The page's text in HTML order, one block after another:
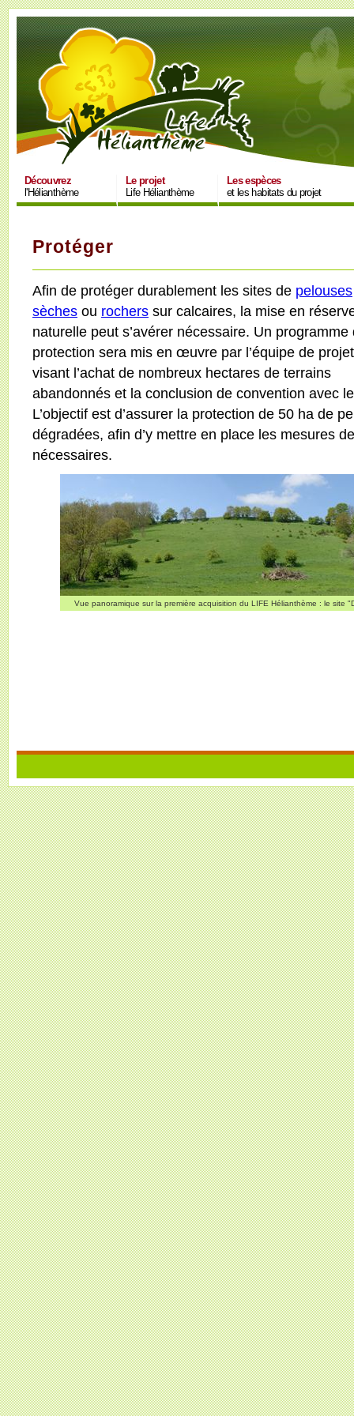
Découvrez
l'Hélianthème
Le projet
Life Hélianthème
Les espèces
et les habitats du projet
Protéger
Afin de protéger durablement les sites de pelouses
sèches ou rochers sur calcaires, la mise en
naturelle peut s’avérer nécessaire. Un programme
protection sera mis en œuvre par l’équipe de projet
visant l’achat de nombreux hectares de terrains
abandonnés et la conclusion de convention avec
L’objectif est d’assurer la protection de 50 ha de
dégradées, afin d’y mettre en place les mesures
nécessaires.
Vue panoramique sur la première acquisition du LIFE Hélianthème : le site